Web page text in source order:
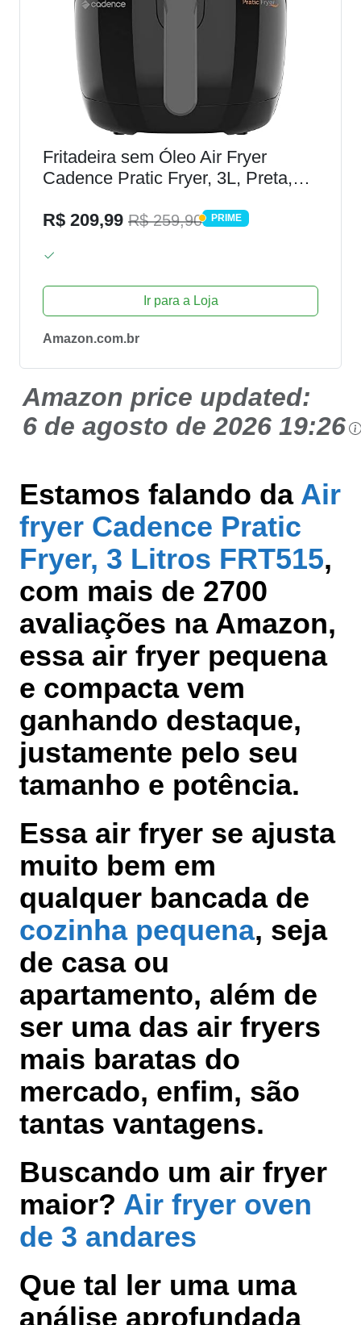
Fritadeira sem Óleo Air Fryer
Cadence Pratic Fryer, 3L, Preta,
R$ 209,99 R$ 259,90 PRIME
PRIME
Ir para a Loja
Amazon.com.br
Amazon price updated:
6 de agosto de 2026 19:26
Estamos falando da Air
fryer Cadence Pratic
Fryer, 3 Litros FRT515,
com mais de 2700
avaliações na Amazon,
essa air fryer pequena
e compacta vem
ganhando destaque,
justamente pelo seu
tamanho e potência.
Essa air fryer se ajusta
muito bem em
qualquer bancada de
cozinha pequena, seja
de casa ou
apartamento, além de
ser uma das air fryers
mais baratas do
mercado, enfim, são
tantas vantagens.
Buscando um air fryer
maior? Air fryer oven
de 3 andares
Que tal ler uma uma
análise aprofundada